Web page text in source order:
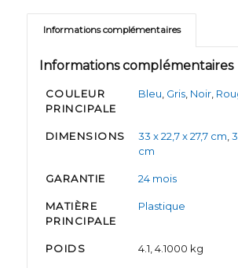
Informations complémentaires
Informations complémentaires
COULEUR
PRINCIPALE
Bleu Gris, Noir,
DIMENSIONS 33 x 22,7 x 27,7 cm
cm
GARANTIE 24 mois
MATIÈRE
PRINCIPALE
Plastique
POIDS 4.1, 4.1000 kg